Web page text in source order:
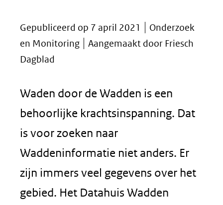
Gepubliceerd op 7 april 2021
Onderzoek
en Monitoring
Aangemaakt door Friesch
Dagblad
Waden door de Wadden is een
behoorlijke krachtsinspanning. Dat
is voor zoeken naar
Waddeninformatie niet anders. Er
zijn immers veel gegevens over het
gebied. Het Datahuis Wadden